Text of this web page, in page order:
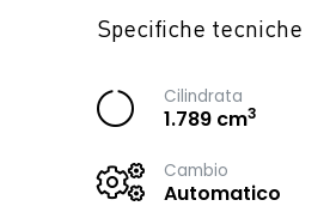
Specifiche tecniche
Cilindrata
1.789 cm3
Cambio
Automatico